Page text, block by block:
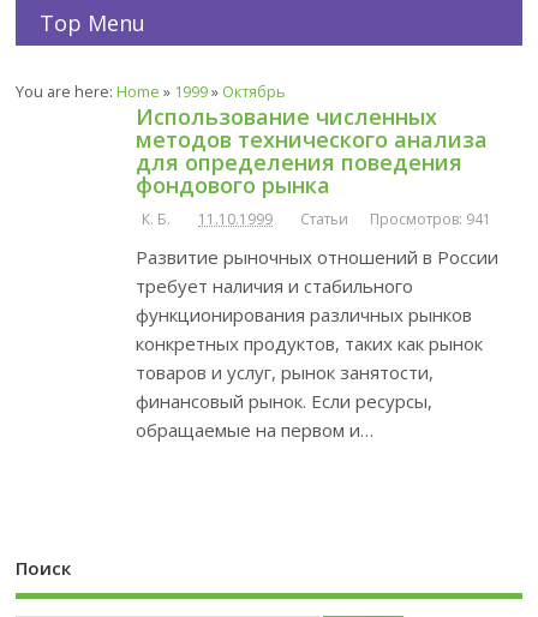
Top Menu
You are here: Home » 1999» Октябрь
Использование численных
методов технического анализа
для определения поведения
фондового рынка
К. Б. 11.10.1999 Статьи Просмотров: 941
Развитие рыночных отношений в России
требует наличия и стабильного
функционирования различных рынков
конкретных продуктов, таких как рынок
товаров и услуг, рынок занятости,
финансовый рынок. Если ресурсы,
обращаемые на первом и…
Поиск